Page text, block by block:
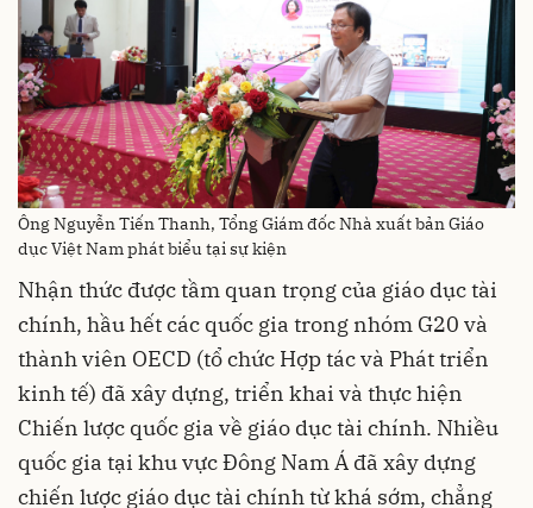
Ông Nguyễn Tiến Thanh, Tổng Giám đốc Nhà xuất bản Giáo
dục Việt Nam phát biểu tại sự kiện
Nhận thức được tầm quan trọng của giáo dục tài
chính, hầu hết các quốc gia trong nhóm G20 và
thành viên OECD (tổ chức Hợp tác và Phát triển
kinh tế) đã xây dựng, triển khai và thực hiện
Chiến lược quốc gia về giáo dục tài chính. Nhiều
quốc gia tại khu vực Đông Nam Á đã xây dựng
chiến lược giáo dục tài chính từ khá sớm, chẳng